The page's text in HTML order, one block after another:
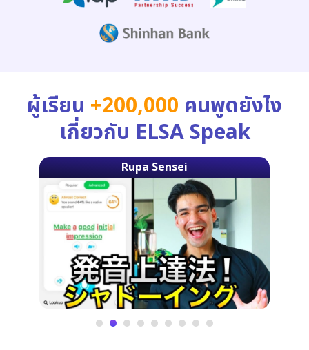
ผู้เรียน +200,000 คนพูดยังไง
เกี่ยวกับ ELSA Speak
Rupa Sensei